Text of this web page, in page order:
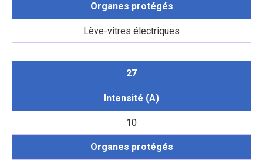
Organes protégés
Lève-vitres électriques
27
Intensité (A)
10
Organes protégés